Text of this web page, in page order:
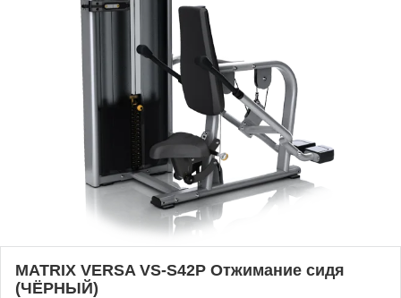
MATRIX VERSA VS-S42P Отжимание сидя
(ЧЁРНЫЙ)